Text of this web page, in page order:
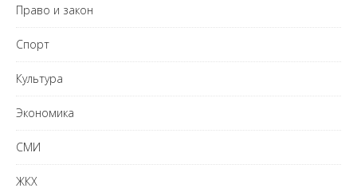
Право и закон
Спорт
Культура
Экономика
СМИ
ЖКХ